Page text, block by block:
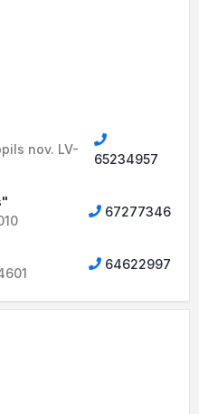
nov. LV-
65234957
67277346
64622997